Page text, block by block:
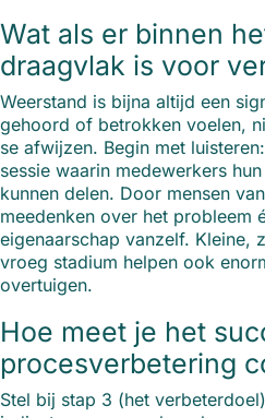
Wat als er binnen
draagvlak is voor
Weerstand is bijna altijd een
gehoord of betrokken voelen,
se afwijzen. Begin met
sessie waarin medewerkers
kunnen delen. Door mensen
meedenken over het probleem
eigenaarschap vanzelf. Kleine,
vroeg stadium helpen ook
overtuigen.
Hoe meet je het
procesverbetering
Stel bij stap 3 (het